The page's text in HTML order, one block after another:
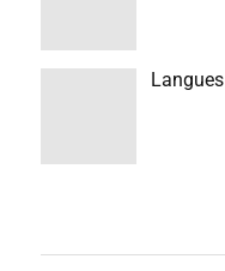
Langues